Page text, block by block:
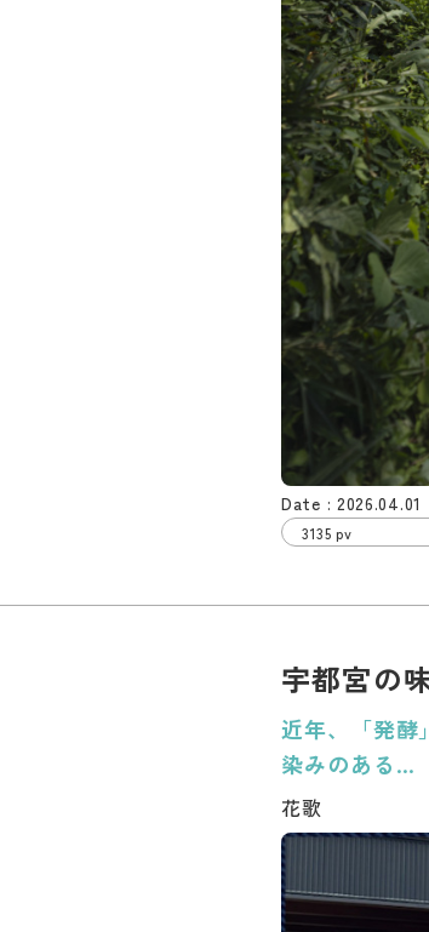
2026.04.01
3135 pv
宇都宮の
近年、「発酵
染みのある…
花歌